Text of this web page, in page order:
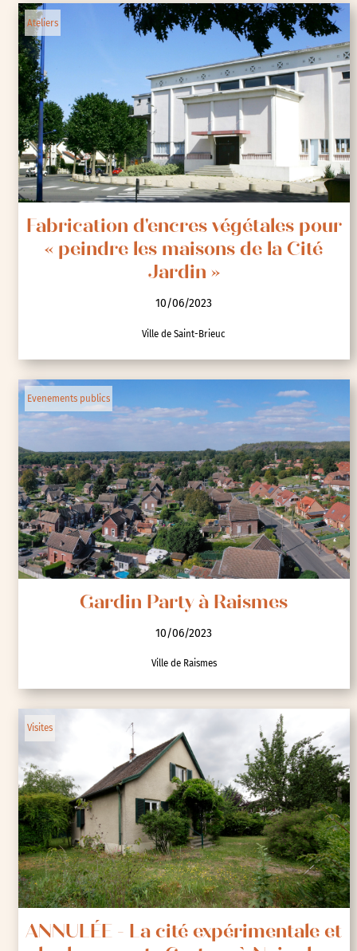
Ateliers
Fabrication d'encres végétales pour
« peindre les maisons de la Cité
Jardin »
10/06/2023
Ville de Saint-Brieuc
Evenements publics
Gardin Party à Raismes
10/06/2023
Ville de Raismes
Visites
ANNULÉE - La cité expérimentale et